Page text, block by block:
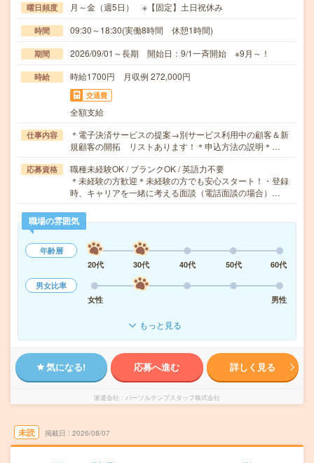
曜日頻度 月～金（週5日） ※【固定】土日祝休み
時間 09:30～18:30(実働8時間 休憩1時間)
期間 2026/09/01～長期 開始日：9/1一斉開始 ※9月～！
時給 時給1700円 月収例 272,000円
交通費
全額支給
仕事内容
＊電子決済サービスの提案→別サービス利用中の顧客＆新
規顧客の開拓 リストあります！＊申込方法の説明＊…
応募資格
職種未経験OK / ブランクOK / 英語力不要
＊未経験の方歓迎＊未経験の方でも安心スタート！・登録
時、キャリアを一緒に考える面談（電話面談の場合）…
職場の雰囲気
年齢層
20代
30代 40代 50代
60代
男女比率
女性
男性
もっと見る
気になる! 応募へ進む 詳しく見る
派遣会社 パーソルテンプスタッフ株式会社
未読 掲載日 2026/08/07